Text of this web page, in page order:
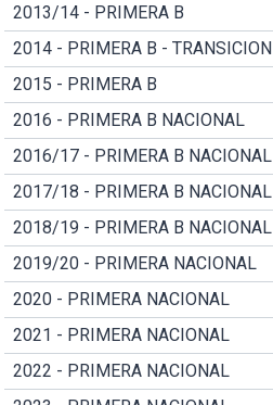
2013/14 - PRIMERA B
2014 - PRIMERA B - TRANSICION
2015 - PRIMERA B
2016 - PRIMERA B NACIONAL
2016/17 - PRIMERA B NACIONAL
2017/18 - PRIMERA B NACIONAL
2018/19 - PRIMERA B NACIONAL
2019/20 - PRIMERA NACIONAL
2020 - PRIMERA NACIONAL
2021 - PRIMERA NACIONAL
2022 - PRIMERA NACIONAL